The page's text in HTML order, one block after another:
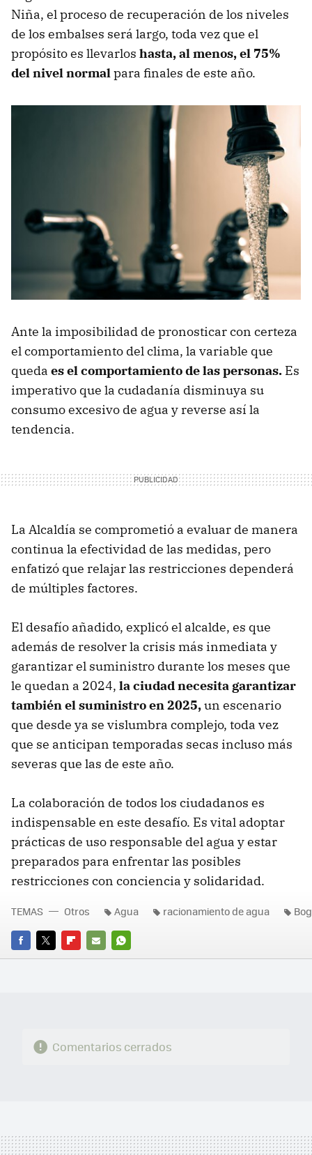
Niña, el proceso de recuperación de los niveles
de los embalses será largo, toda vez que el
propósito es llevarlos hasta, al menos, el 75%
del nivel normalpara finales de este año.
Ante la imposibilidad de pronosticar con certeza
el comportamiento del clima, la variable que
queda es el comportamiento de las personas. Es
imperativo que la cudadanía disminuya su
consumo excesivo de agua y reverse así la
tendencia.
La Alcaldía se comprometió a evaluar de manera
continua la efectividad de las medidas, pero
enfatizó que relajar las restricciones dependerá
de múltiples factores.
El desafío añadido, explicó el alcalde, es que
además de resolver la crisis más inmediata y
garantizar el suministro durante los meses que
le quedan a 2024, la ciudad necesita garantizar
también el suministro en 2025,un escenario
que desde ya se vislumbra complejo, toda vez
que se anticipan temporadas secas incluso más
severas que las de este año.
La colaboración de todos los ciudadanos es
indispensable en este desafío. Es vital adoptar
prácticas de uso responsable del agua y estar
preparados para enfrentar las posibles
restricciones con conciencia y solidaridad.
FACEBOOK
TWITTERFLIPBOARD
E-
WHATSAPP
TEMAS Otros Agua racionamiento de agua
Comentarios cerrados